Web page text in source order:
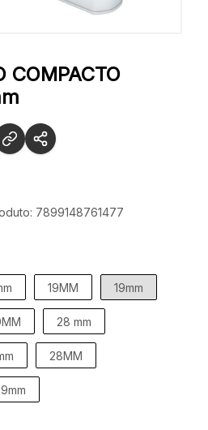
COMPACTO
7899148761477
19MM 19mm
28 mm
28MM